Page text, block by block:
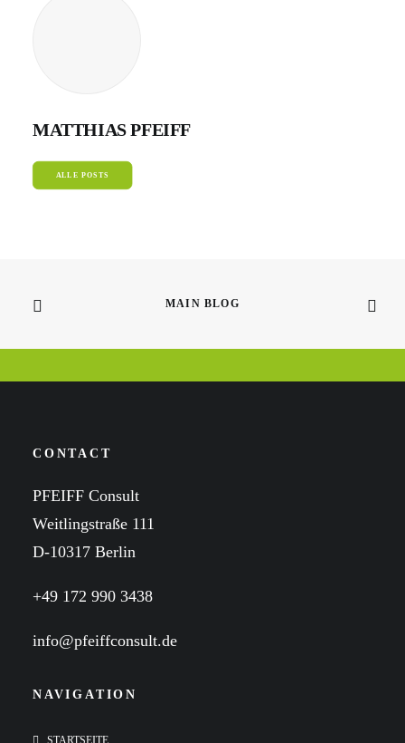
MATTHIAS PFEIFF
ALLE POSTS
MAIN BLOG
CONTACT
PFEIFF Consult
Weitlingstraße 111
D-10317 Berlin
+49 172 990 3438
info@pfeiffconsult.de
NAVIGATION
STARTSEITE